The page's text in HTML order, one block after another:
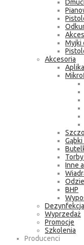
Myjki
Akcesoria
Inne
BHP
Dezynfekcja
Wyprzedaż
Promocje
Szkolenia
Producenci